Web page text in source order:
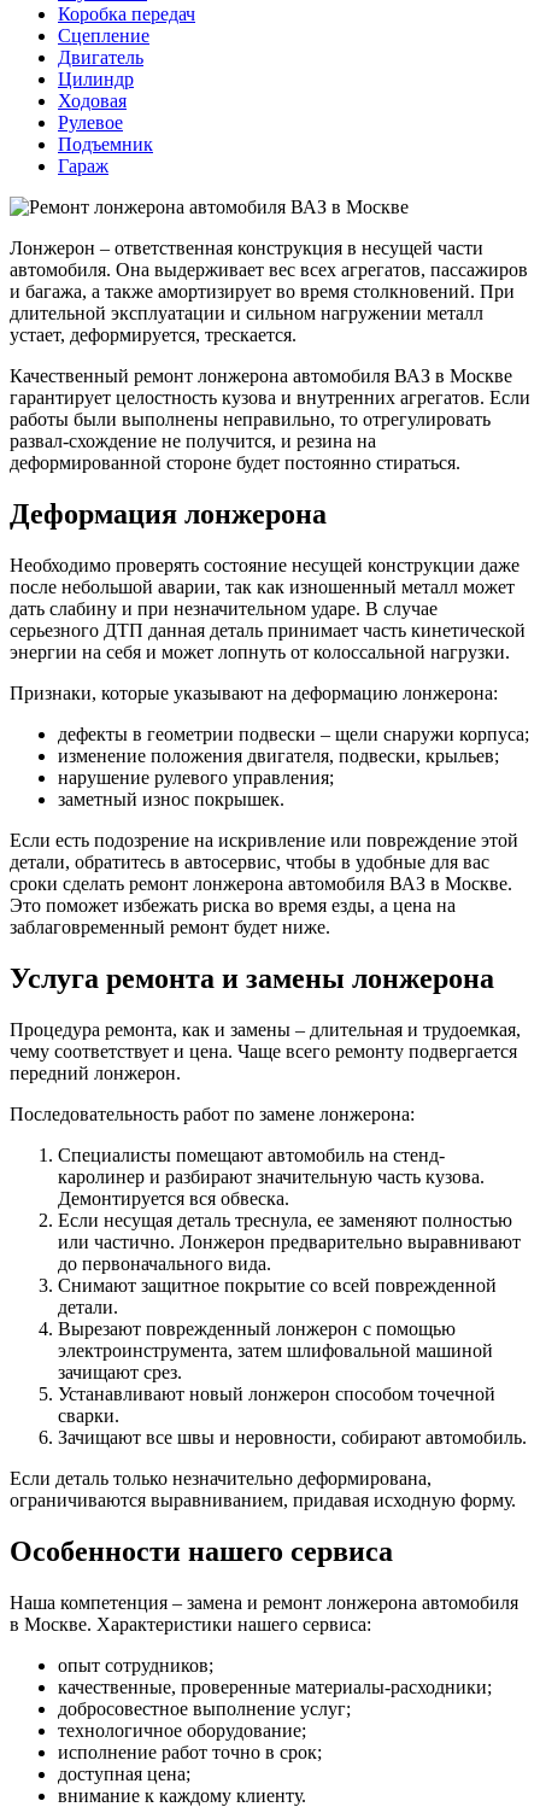
Коробка передач
Сцепление
Двигатель
Цилиндр
Ходовая
Рулевое
Подъемник
Гараж
Лонжерон – ответственная конструкция в несущей части
автомобиля. Она выдерживает вес всех агрегатов, пассажиров
и багажа, а также амортизирует во время столкновений. При
длительной эксплуатации и сильном нагружении металл
устает, деформируется, трескается.
Качественный ремонт лонжерона автомобиля ВАЗ в Москве
гарантирует целостность кузова и внутренних агрегатов. Если
работы были выполнены неправильно, то отрегулировать
развал-схождение не получится, и резина на
деформированной стороне будет постоянно стираться.
Деформация лонжерона
Необходимо проверять состояние несущей конструкции даже
после небольшой аварии, так как изношенный металл может
дать слабину и при незначительном ударе. В случае
серьезного ДТП данная деталь принимает часть кинетической
энергии на себя и может лопнуть от колоссальной нагрузки.
Признаки, которые указывают на деформацию лонжерона:
дефекты в геометрии подвески – щели снаружи корпуса;
изменение положения двигателя, подвески, крыльев;
нарушение рулевого управления;
заметный износ покрышек.
Если есть подозрение на искривление или повреждение этой
детали, обратитесь в автосервис, чтобы в удобные для вас
сроки сделать ремонт лонжерона автомобиля ВАЗ в Москве.
Это поможет избежать риска во время езды, а цена на
заблаговременный ремонт будет ниже.
Услуга ремонта и замены лонжерона
Процедура ремонта, как и замены – длительная и трудоемкая,
чему соответствует и цена. Чаще всего ремонту подвергается
передний лонжерон.
Последовательность работ по замене лонжерона:
Специалисты помещают автомобиль на стенд-
каролинер и разбирают значительную часть кузова.
Демонтируется вся обвеска.
Если несущая деталь треснула, ее заменяют полностью
или частично. Лонжерон предварительно выравнивают
до первоначального вида.
Снимают защитное покрытие со всей поврежденной
детали.
Вырезают поврежденный лонжерон с помощью
электроинструмента, затем шлифовальной машиной
зачищают срез.
Устанавливают новый лонжерон способом точечной
сварки.
Зачищают все швы и неровности, собирают автомобиль.
Если деталь только незначительно деформирована,
ограничиваются выравниванием, придавая исходную форму.
Особенности нашего сервиса
Наша компетенция – замена и ремонт лонжерона автомобиля
в Москве. Характеристики нашего сервиса:
опыт сотрудников;
качественные, проверенные материалы-расходники;
добросовестное выполнение услуг;
технологичное оборудование;
исполнение работ точно в срок;
доступная цена;
внимание к каждому клиенту.